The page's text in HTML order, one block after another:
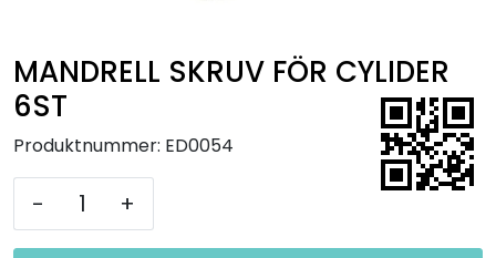
MANDRELL SKRUV FÖR CYLIDER
6ST
Produktnummer: ED0054
- +